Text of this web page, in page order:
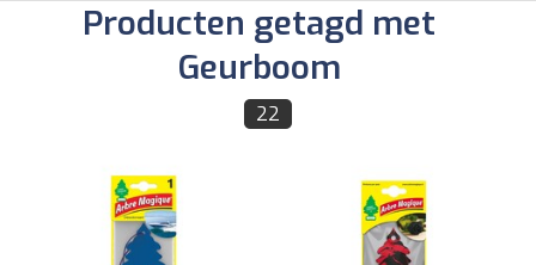
Producten getagd met
Geurboom
22